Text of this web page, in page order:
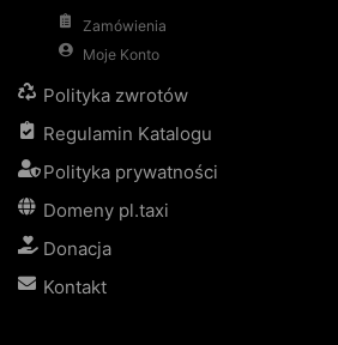
Zamówienia
Moje Konto
Polityka zwrotów
Regulamin Katalogu
Polityka prywatności
Domeny pl.taxi
Donacja
Kontakt